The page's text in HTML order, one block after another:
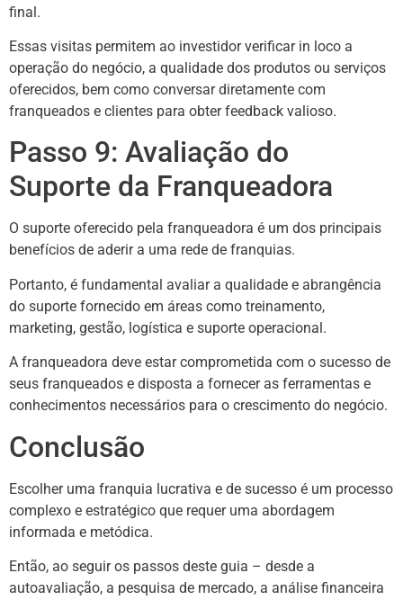
final.
Essas visitas permitem ao investidor verificar in loco a
operação do negócio, a qualidade dos produtos ou serviços
oferecidos, bem como conversar diretamente com
franqueados e clientes para obter feedback valioso.
Passo 9: Avaliação do
Suporte da Franqueadora
O suporte oferecido pela franqueadora é um dos principais
benefícios de aderir a uma rede de franquias.
Portanto, é fundamental avaliar a qualidade e abrangência
do suporte fornecido em áreas como treinamento,
marketing, gestão, logística e suporte operacional.
A franqueadora deve estar comprometida com o sucesso de
seus franqueados e disposta a fornecer as ferramentas e
conhecimentos necessários para o crescimento do negócio.
Conclusão
Escolher uma franquia lucrativa e de sucesso é um processo
complexo e estratégico que requer uma abordagem
informada e metódica.
Então, ao seguir os passos deste guia – desde a
autoavaliação, a pesquisa de mercado, a análise financeira